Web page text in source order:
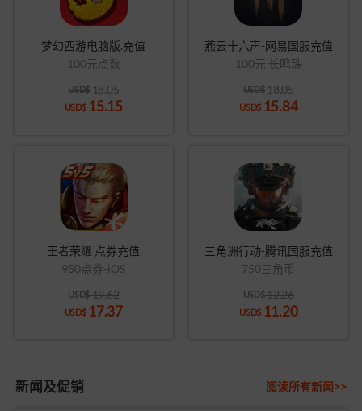
梦幻西游电脑版.充值
100元点数
USD$ 18.05
USD$ 15.15
燕云十六声-网易国服充值
100元 长鸣珠
USD$ 18.05
USD$ 15.84
王者荣耀 点券充值
950点券-iOS
USD$ 19.62
USD$ 17.37
三角洲行动-腾讯国服充值
750三角币
USD$ 12.26
USD$ 11.20
新闻及促销 阅读所有新闻>>